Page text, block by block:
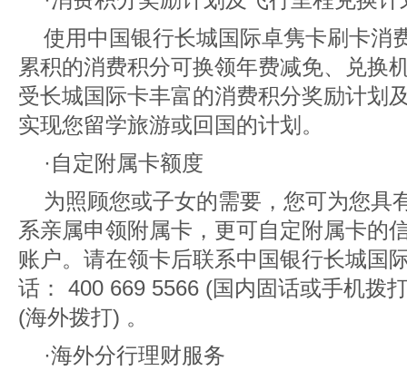
使用中国银行长城国际卓隽卡刷卡消
累积的消费积分可换领年费减免、兑换
受长城国际卡丰富的消费积分奖励计划
实现您留学旅游或回国的计划。
·自定附属卡额度
为照顾您或子女的需要，您可为您具
系亲属申领附属卡，更可自定附属卡的
账户。请在领卡后联系中国银行长城国
话： 400 669 5566 (国内固话或手机拨
(海外拨打) 。
·海外分行理财服务